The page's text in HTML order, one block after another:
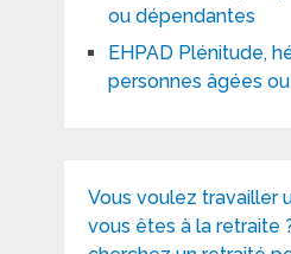
ou dépendantes
EHPAD Plénitude,
personnes âgées
Vous voulez travailler
vous êtes à la retraite